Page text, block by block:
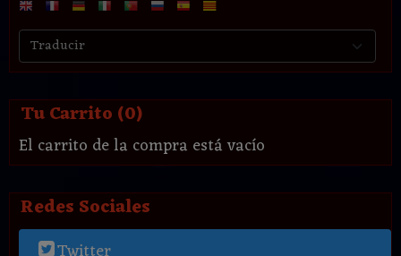
Tu Carrito (0)
El carrito de la compra está vacío
Redes Sociales